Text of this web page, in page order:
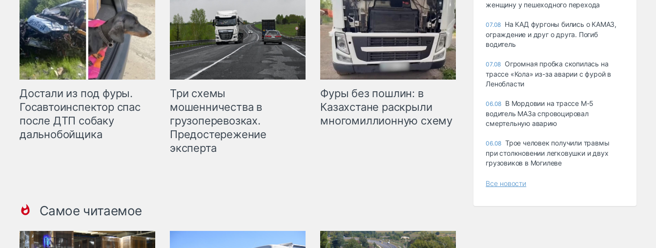
Достали из под фуры.
Госавтоинспектор спас
после ДТП собаку
дальнобойщика
Три схемы
мошенничества в
грузоперевозках.
Предостережение
эксперта
Фуры без пошлин: в
Казахстане раскрыли
многомиллионную схему
Самое читаемое
женщину у пешеходного перехода
07.08 На КАД фургоны бились о КАМАЗ,
ограждение и друг о друга. Погиб
водитель
07.08 Огромная пробка скопилась на
трассе «Кола» из-за аварии с фурой в
Ленобласти
06.08 В Мордовии на трассе М-5
водитель МАЗа спровоцировал
смертельную аварию
06.08 Трое человек получили травмы
при столкновении легковушки и двух
грузовиков в Могилеве
Все новости